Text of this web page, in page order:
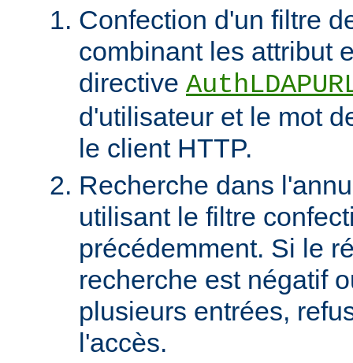
Confection d'un filtre
combinant les attribut
directive
d'utilisateur et le mot
le client HTTP.
Recherche dans
utilisant le filtre
précédemment. Si le
recherche est négatif
plusieurs entrées,
l'accès.